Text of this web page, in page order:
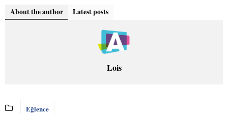
About the author Latest posts
Lois
Eğlence